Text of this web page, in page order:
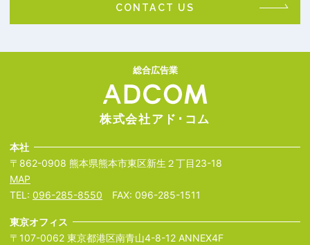
CONTACT US
総合広告業
株式会社アド･コム
本社
〒862-0908 熊本県熊本市東区新生２丁目23-18
MAP
TEL: 096-285-8550 FAX: 096-285-1511
東京オフィス
〒107-0062 東京都港区南青山4-8-12 ANNEX4F